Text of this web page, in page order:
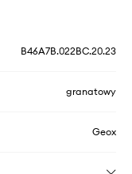
B46A7B.022BC.20.23
granatowy
Geox